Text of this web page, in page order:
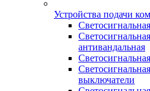
Устройства подачи
антивандальная
выключатели